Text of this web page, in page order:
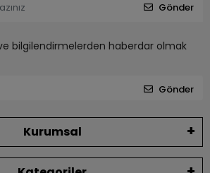
Gönder
bilgilendirmelerden haberdar olmak
Gönder
Kurumsal